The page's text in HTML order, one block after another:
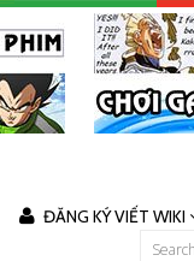
ĐĂNG KÝ VIẾT WIKI